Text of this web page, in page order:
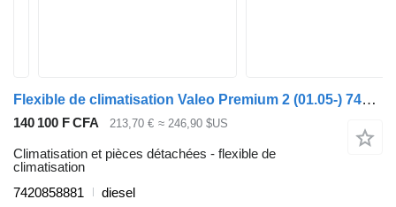
Flexible de climatisation Valeo Premium 2 (01.05-) 7420858881 pour tracteur routier Renault Premium, Premium 2 (1996-2014)
140 100 F CFA 213,70 € ≈ 246,90 $US
Climatisation et pièces détachées - flexible de
climatisation
7420858881
diesel